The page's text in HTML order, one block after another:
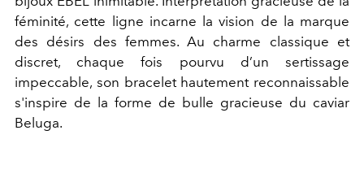
féminité, cette ligne incarne la vision de la marque
des désirs des femmes. Au charme classique et
discret, chaque fois pourvu d’un sertissage
impeccable, son bracelet hautement reconnaissable
s'inspire de la forme de bulle gracieuse du caviar
Beluga.